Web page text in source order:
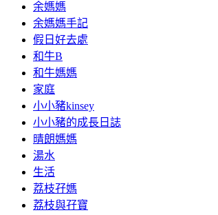
余媽媽
余媽媽手記
假日好去處
和牛B
和牛媽媽
家庭
小小豬kinsey
小小豬的成長日誌
晴朗媽媽
湯水
生活
荔枝孖媽
荔枝與孖寶